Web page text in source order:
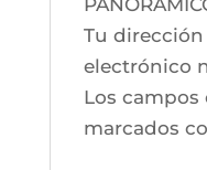
Tu
electrónico
Los
marcados